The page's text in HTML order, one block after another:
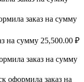
заказ на сумму
на сумму 25,500.00 ₽
заказ на сумму
оформила заказ на